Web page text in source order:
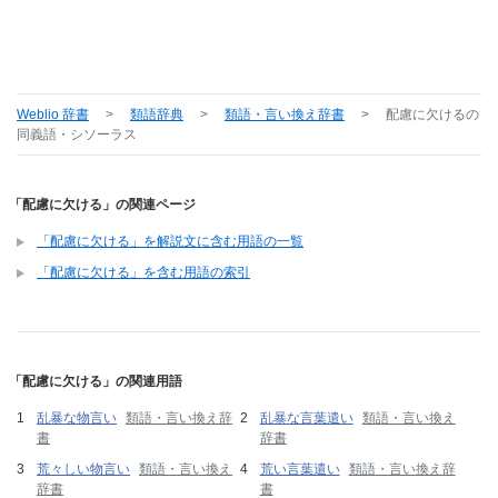
Weblio 辞書 > 類語辞典 > 類語・言い換え辞書 > 配慮に欠けるの
同義語・シソーラス
「配慮に欠ける」の関連ページ
「配慮に欠ける」を解説文に含む用語の一覧
「配慮に欠ける」を含む用語の索引
「配慮に欠ける」の関連用語
乱暴な物言い 類語・言い換え辞
書
乱暴な言葉遣い 類語・言い換え
辞書
荒々しい物言い 類語・言い換え
辞書
荒い言葉遣い 類語・言い換え辞
書